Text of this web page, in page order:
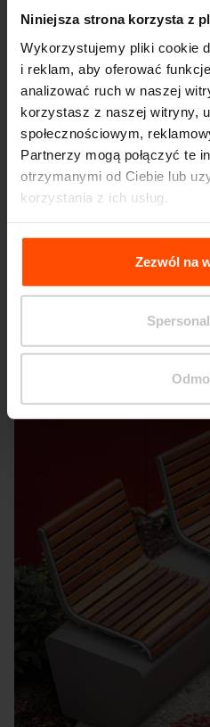
Niniejsza strona korzysta z
Wykorzystujemy pliki cookie
i reklam, aby oferować
analizować ruch w naszej
korzystasz z naszej witryny,
społecznościowym,
Partnerzy mogą połączyć te
otrzymanymi od Ciebie lub
korzystania z ich usług.
Więcej informacji można
Relating to the Processing
Zezwól na
Marshall Plaza,